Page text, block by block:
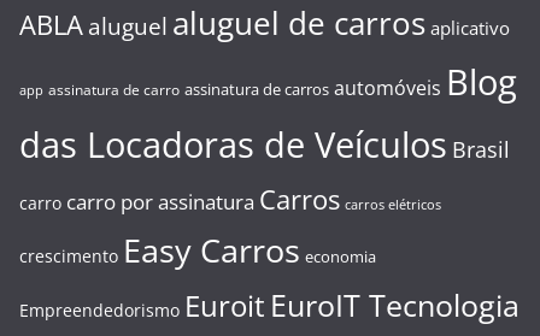
ABLA aluguel aluguel de carros aplicativo
app assinatura de carro assinatura de carros automóveis Blog
das Locadoras de Veículos Brasil
carro carro por assinatura Carros carros elétricos
crescimento Easy Carros economia
Empreendedorismo Euroit EuroIT Tecnologia